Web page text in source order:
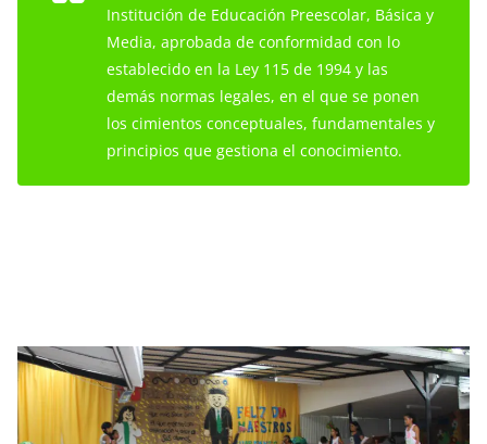
Institución de Educación Preescolar, Básica y
Media, aprobada de conformidad con lo
establecido en la Ley 115 de 1994 y las
demás normas legales, en el que se ponen
los cimientos conceptuales, fundamentales y
principios que gestiona el conocimiento.